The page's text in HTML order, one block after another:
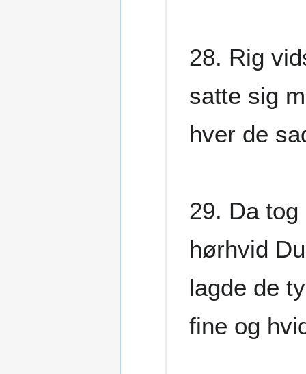
28. Rig
satte sig
hver de
29. Da
hørhvid
lagde de
fine og